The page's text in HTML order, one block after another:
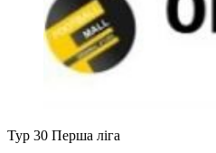
Тур 30 Перша ліга